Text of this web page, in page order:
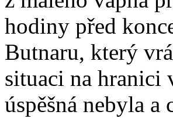
hodiny před
Butnaru, který
situaci na hranici
úspěšná nebyla